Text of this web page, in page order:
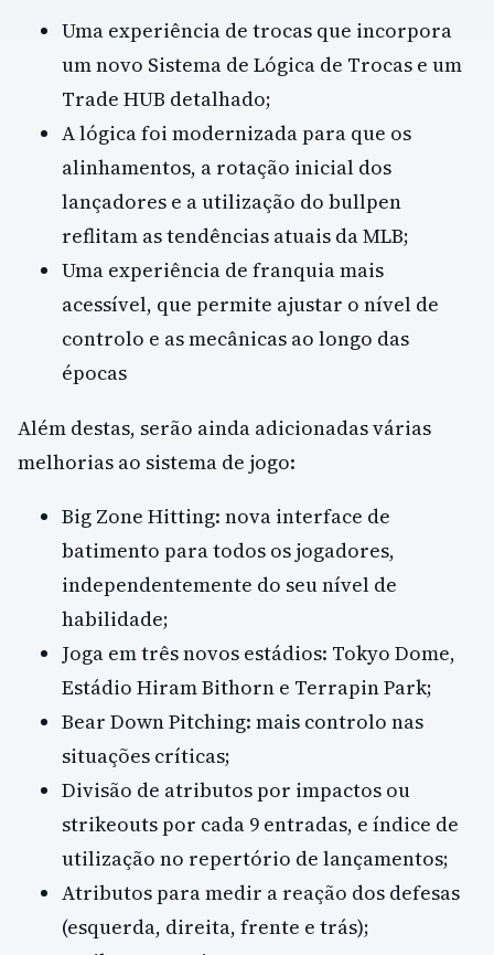
Uma experiência de trocas que incorpora
um novo Sistema de Lógica de Trocas e um
Trade HUB detalhado;
A lógica foi modernizada para que os
alinhamentos, a rotação inicial dos
lançadores e a utilização do bullpen
reflitam as tendências atuais da MLB;
Uma experiência de franquia mais
acessível, que permite ajustar o nível de
controlo e as mecânicas ao longo das
épocas
Além destas, serão ainda adicionadas várias
melhorias ao sistema de jogo:
Big Zone Hitting: nova interface de
batimento para todos os jogadores,
independentemente do seu nível de
habilidade;
Joga em três novos estádios: Tokyo Dome,
Estádio Hiram Bithorn e Terrapin Park;
Bear Down Pitching: mais controlo nas
situações críticas;
Divisão de atributos por impactos ou
strikeouts por cada 9 entradas, e índice de
utilização no repertório de lançamentos;
Atributos para medir a reação dos defesas
(esquerda, direita, frente e trás);